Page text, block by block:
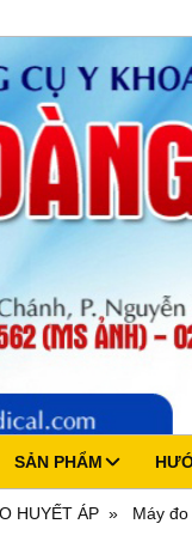
SẢN PHẨM
HUYẾT ÁP Máy